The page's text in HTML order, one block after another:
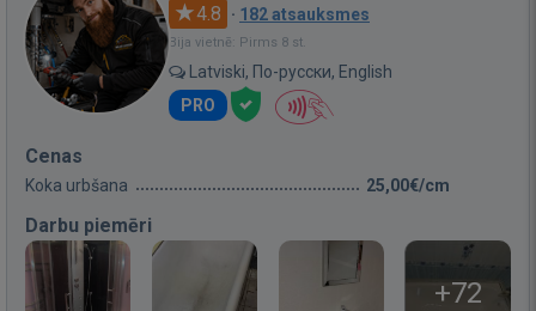
4.8 · 182 atsauksmes
Bija vietnē: Pirms 8 st.
Latviski, По-русски, English
PRO
Cenas
Koka urbšana 25,00€/cm
Darbu piemēri
+72